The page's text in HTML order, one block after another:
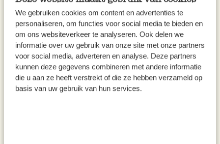
We gebruiken cookies om content en advertenties te
personaliseren, om functies voor social media te bieden en
om ons websiteverkeer te analyseren. Ook delen we
informatie over uw gebruik van onze site met onze partners
voor social media, adverteren en analyse. Deze partners
kunnen deze gegevens combineren met andere informatie
die u aan ze heeft verstrekt of die ze hebben verzameld op
basis van uw gebruik van hun services.